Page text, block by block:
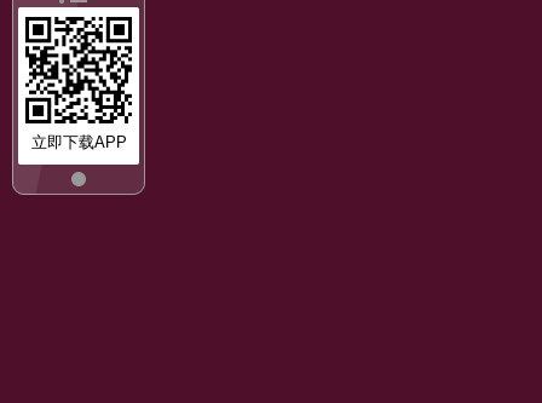
立即下载APP